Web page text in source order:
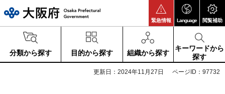
緊急情報 Language 閲覧補助
分類から探す 目的から探す 組織から探す
キーワードから
探す
更新日：2024年11月27日 ページID：97732